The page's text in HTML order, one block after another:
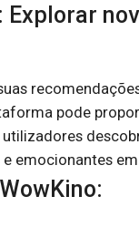
pode
emocionantes